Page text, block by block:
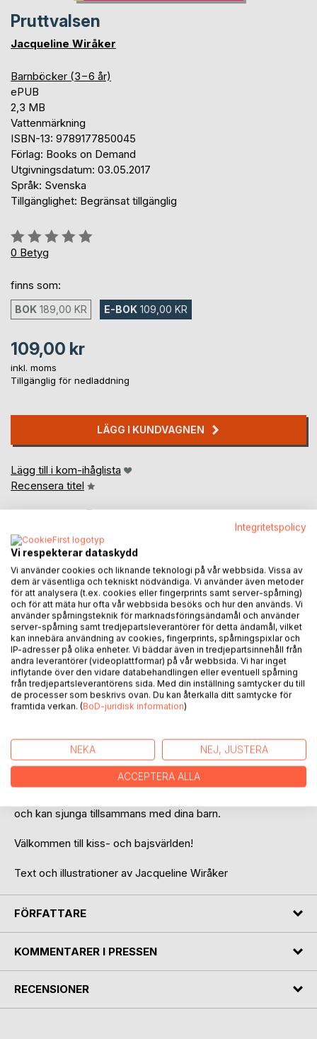
Pruttvalsen
Jacqueline Wiråker
Barnböcker (3−6 år)
ePUB
2,3 MB
Vattenmärkning
ISBN-13: 9789177850045
Förlag: Books on Demand
Utgivningsdatum: 03.05.2017
Språk: Svenska
Tillgänglighet: Begränsat tillgänglig
Betyg::
0%
0 Betyg
finns som:
BOK 189,00 KR E-BOK 109,00 KR
109,00 kr
inkl. moms
Tillgänglig för nedladdning
LÄGG I KUNDVAGNEN
Lägg till i kom-ihåglista
Recensera titel
BESKRIVNING
Pruttvalsen är tänkt att sjungas men den fungerar även som
en vanlig berättelse! Den kom till när mina barn var i kiss-
och bajsåldern och har sjungits och fnissats till många
gånger.
Den här boken innehåller ytterligare två roliga berättelser
I boken hittar du en QR-kod. Det finns även en adress till
Youtube. Fotografera koden med din mobiltelefon eller
skriv in adressen i sökfältet på din webbläsare. Vips så är
och kan sjunga tillsammans med dina barn.
Välkommen till kiss- och bajsvärlden!
Text och illustrationer av Jacqueline Wiråker
FÖRFATTARE
KOMMENTARER I PRESSEN
RECENSIONER
Integritetspolicy
Vi respekterar dataskydd
Vi använder cookies och liknande teknologi på vår webbsida. Vissa av
dem är väsentliga och tekniskt nödvändiga. Vi använder även metoder
för att analysera (t.ex. cookies eller fingerprints samt server-spårning)
och för att mäta hur ofta vår webbsida besöks och hur den används. Vi
använder spårningsteknik för marknadsföringsändamål och använder
server-spårning samt tredjepartsleverantörer för detta ändamål, vilket
kan innebära användning av cookies, fingerprints, spårningspixlar och
IP-adresser på olika enheter. Vi bäddar även in tredjepartsinnehåll från
andra leverantörer (videoplattformar) på vår webbsida. Vi har inget
inflytande över den vidare databehandlingen eller eventuell spårning
från tredjepartsleverantörens sida. Med din inställning samtycker du till
de processer som beskrivs ovan. Du kan återkalla ditt samtycke för
framtida verkan. (BoD-juridisk information)
NEKA NEJ, JUSTERA
ACCEPTERA ALLA